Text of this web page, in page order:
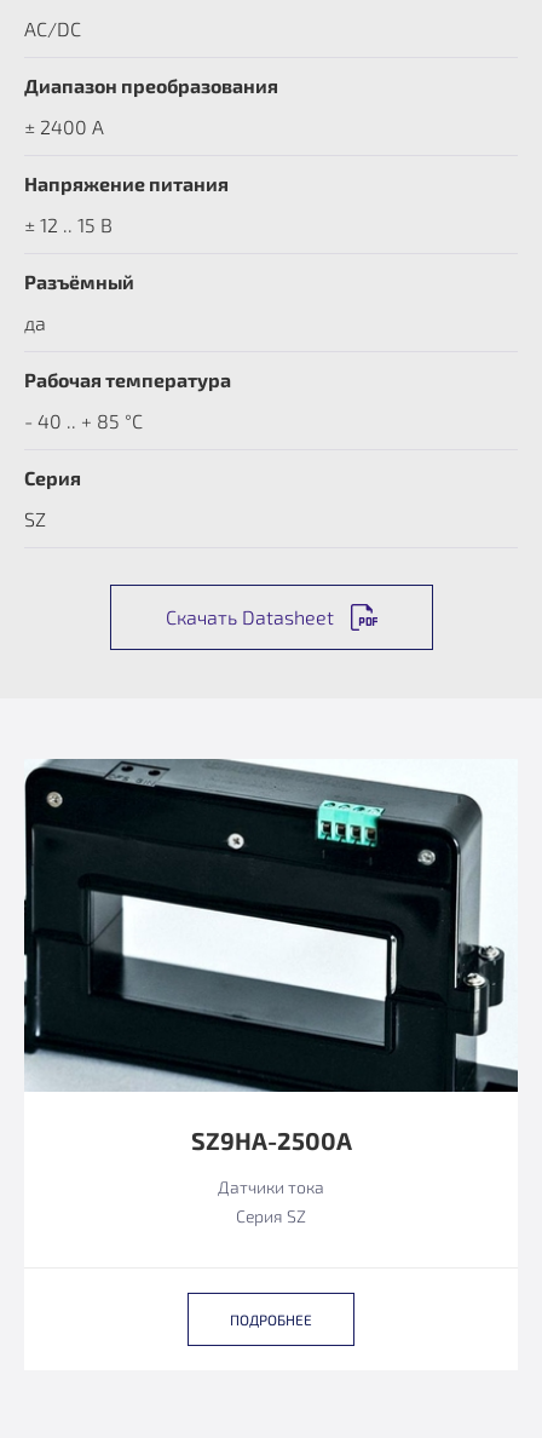
AC/DC
Диапазон преобразования
± 2400 A
Напряжение питания
± 12 .. 15 В
Разъёмный
да
Рабочая температура
- 40 .. + 85 °C
Серия
SZ
Скачать Datasheet
SZ9HA-2500А
Датчики тока
Серия SZ
ПОДРОБНЕЕ